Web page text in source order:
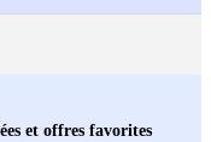
et offres favorites